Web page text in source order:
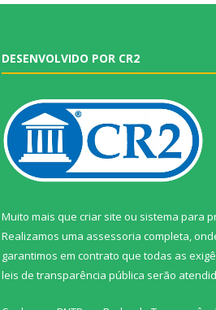
DESENVOLVIDO POR CR2
Muito mais que criar site ou sistema para
Realizamos uma assessoria completa,
garantimos em contrato que todas as
leis de transparência pública serão